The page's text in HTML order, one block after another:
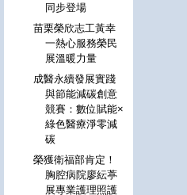
同步登場
苗栗榮欣志工黃幸
一熱心服務榮民
展溫暖力量
成醫永續發展實踐
與節能減碳創意
競賽：數位賦能×
綠色醫療淨零減
碳
榮獲衛福部肯定！
胸腔病院廖紜葶
展專業護理照護